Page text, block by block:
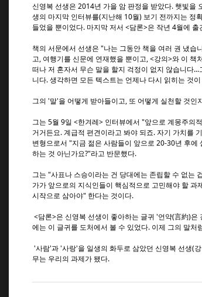
신영복 선생은 2014년 가을 암 판정을 받았다. 햇빛을
생의 마지막 인터뷰를(지난해 10월) 보기 전까지는 정
들었을 뿐이었다. 마지막 저서 <담론>은 작년 4월에 출
책의 서문에서 선생은 "나는 그동안 책을 여러 권 냈습
고, 여행기를 신문에 연재했을 뿐이고, <강의>와 이
떠나 저 혼자서 무슨 말을 할지 걱정이 없지 않습니다
니다. 생각하면 모든 텍스트는 언제나 다시 읽히는 것
그의 '말'을 어떻게 받아들이고, 또 어떻게 실천할 것인
그는 5월 9일 <한겨레> 인터뷰에서 "앞으로 계몽주의
거거든요. 계급적 편견이라고 봐야 되죠. 자기 가치를
변형으로서 "지금 젊은 사람들이 앞으로 20-30년 후
하는 것 아닌가요?"라고 반문했다.
그는 "사표나 스승이라는 건 당대에는 존립할 수 없는
가가 앞으로의 지식인들이 핵심적으로 고민해야 할
시작으로 삼아야" 한다는 것이다.
<담론>은 신영복 선생이 좋아하는 글귀 '언약(言約)
에는 이 글귀를 도처에서 볼 수 있었다. 이제 그의 말
'사람'과 '사랑'을 일생의 화두로 삼았던 신영복 선생(
무는 우리의 과제가 됐다.